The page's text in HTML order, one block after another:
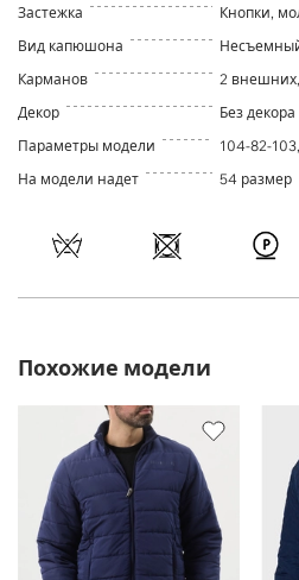
Застежка
Кнопки,
Вид капюшона
Карманов
2
Декор
Без декора
Параметры модели
104-82-
На модели надет
54 размер
Похожие модели